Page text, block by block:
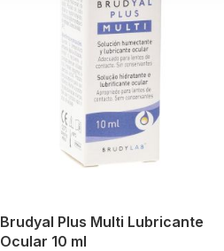
Brudyal Plus Multi Lubricante
Ocular 10 ml